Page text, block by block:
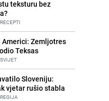
makedonskog
za kremast i
vode u dijelu
u kontrole,
I HERCEGOVINA
teksturu bez
RECEPTI
Americi: Zemljotres
Teksas
SVIJET
Sloveniju:
vjetar rušio stabla
REGIJA